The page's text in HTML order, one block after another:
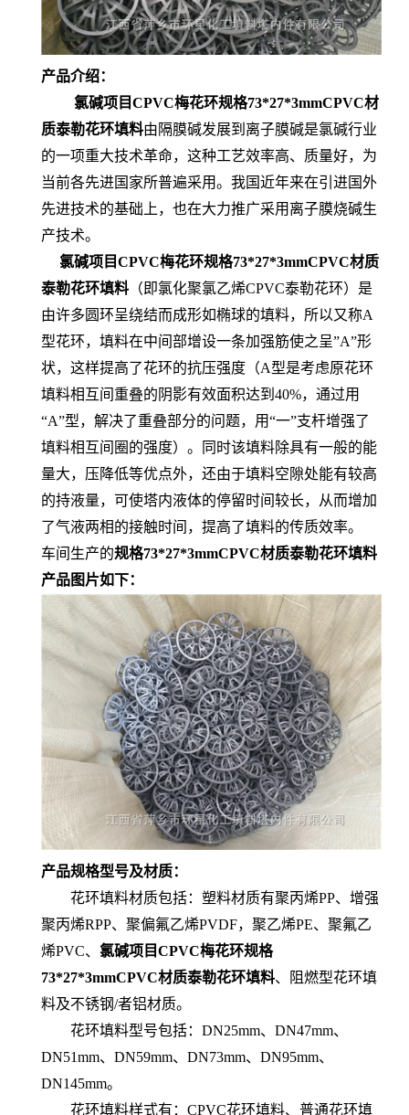
产品介绍：
氯碱项目CPVC梅花环规格73*27*3mmCPVC材
质泰勒花环填料由隔膜碱发展到离子膜碱是氯碱行业
的一项重大技术革命，这种工艺效率高、质量好，为
当前各先进国家所普遍采用。我国近年来在引进国外
先进技术的基础上，也在大力推广采用离子膜烧碱生
产技术。
氯碱项目CPVC梅花环规格73*27*3mmCPVC材质
泰勒花环填料 （即氯化聚氯乙烯CPVC泰勒花环）是
由许多圆环呈绕结而成形如椭球的填料，所以又称A
型花环，填料在中间部增设一条加强筋使之呈”A”形
状，这样提高了花环的抗压强度（A型是考虑原花环
填料相互间重叠的阴影有效面积达到40%，通过用
“A”型，解决了重叠部分的问题，用“一”支杆增强了
填料相互间圈的强度）。同时该填料除具有一般的能
量大，压降低等优点外，还由于填料空隙处能有较高
的持液量，可使塔内液体的停留时间较长，从而增加
了气液两相的接触时间，提高了填料的传质效率。
车间生产的规格73*27*3mmCPVC材质泰勒花环填料
产品图片如下：
产品规格型号及材质：
花环填料材质包括：塑料材质有聚丙烯PP、增强
聚丙烯RPP、聚偏氟乙烯PVDF，聚乙烯PE、聚氟乙
烯PVC、 氯碱项目CPVC梅花环规格
73*27*3mmCPVC材质泰勒花环填料、阻燃型花环填
料及不锈钢/者铝材质。
花环填料型号包括：DN25mm、DN47mm、
DN51mm、DN59mm、DN73mm、DN95mm、
DN145mm。
花环填料样式有：CPVC花环填料、普通花环填